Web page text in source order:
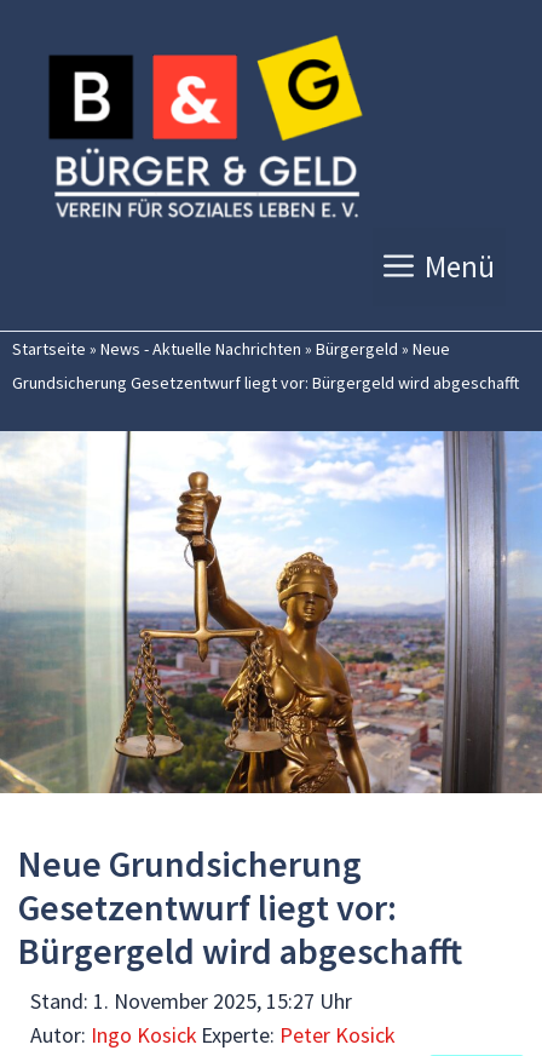
Inhalt
springen
Menü
Startseite » News - Aktuelle Nachrichten » Bürgergeld » Neue
Grundsicherung Gesetzentwurf liegt vor: Bürgergeld wird abgeschafft
Neue Grundsicherung
Gesetzentwurf liegt vor:
Bürgergeld wird abgeschafft
Stand: 1. November 2025, 15:27 Uhr
Autor: Ingo Kosick Experte: Peter Kosick